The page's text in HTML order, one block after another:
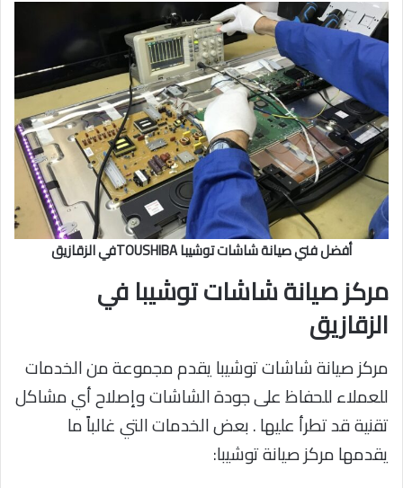
أفضل فني صيانة شاشات توشيبا TOUSHIBAفي الزقازيق
مركز صيانة شاشات توشيبا في
الزقازيق
مركز صيانة شاشات توشيبا يقدم مجموعة من الخدمات
للعملاء للحفاظ على جودة الشاشات وإصلاح أي مشاكل
تقنية قد تطرأ عليها . بعض الخدمات التي غالباً ما
يقدمها مركز صيانة توشيبا: